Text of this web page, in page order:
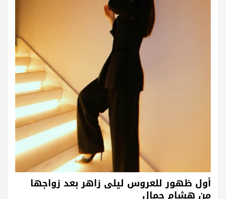
أول ظهور للعروس ليلى زاهر بعد زواجها
من هشام جمال